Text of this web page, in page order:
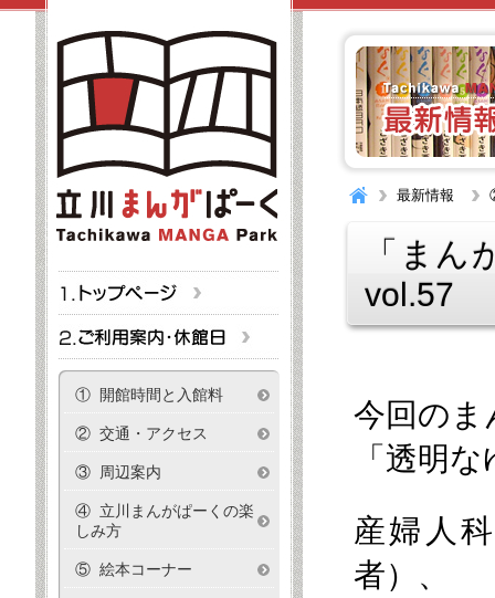
最新情報
「ま
vol.57
今回のま
「透明
産婦人
者）、
① 開館時間と入館料
② 交通・アクセス
③ 周辺案内
④ 立川まんがぱーくの楽
しみ方
⑤ 絵本コーナー